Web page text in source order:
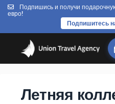
Подпишись и получи
евро!
Подпишитесь
Летняя